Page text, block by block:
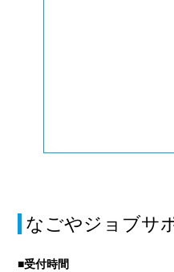
なごやジョブサ
■受付時間